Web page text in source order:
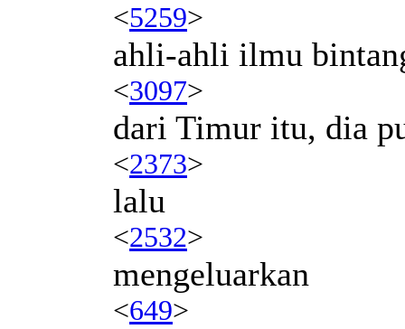
<5259>
ahli-ahli ilmu
<3097>
dari Timur itu, dia
<2373>
lalu
<2532>
mengeluarkan
<649>